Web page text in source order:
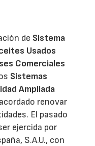
de Sistema
Usados
Comerciales
Sistemas
Ampliada
renovar
El pasado
ejercida por
S.A.U., con